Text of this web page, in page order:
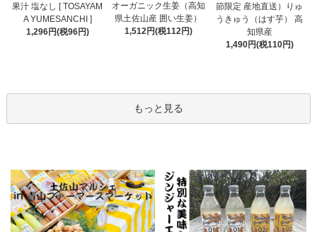
果汁 塩なし [ TOSAYAM
A YUMESANCHI ]
1,296円(税96円)
オーガニック生姜（高知
県土佐山産 囲い生姜）
1,512円(税112円)
節限定 産地直送）りゅ
うきゅう（はす芋） 高
知県産
1,490円(税110円)
もっと見る